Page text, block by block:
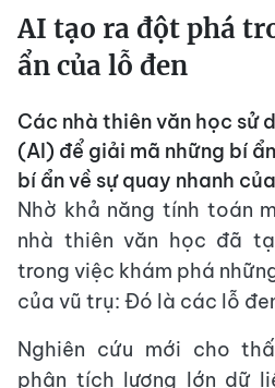
AI tạo ra đột phá
ẩn của lỗ đen
Các nhà thiên văn học sử
(AI) để giải mã những bí
bí ẩn về sự quay nhanh
Nhờ khả năng tính toán
nhà thiên văn học đã
trong việc khám phá
của vũ trụ: Đó là các lỗ
Nghiên cứu mới cho
phân tích lượng lớn dữ